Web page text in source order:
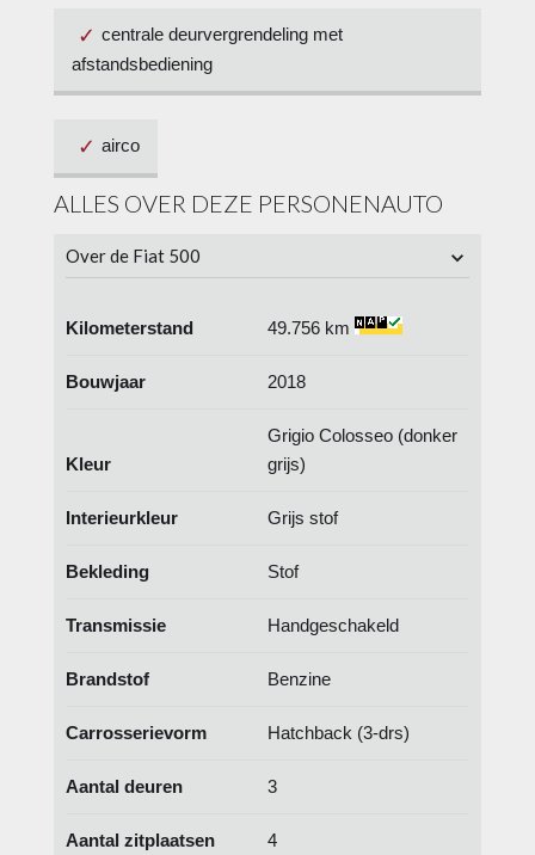
centrale deurvergrendeling met
afstandsbediening
airco
ALLES OVER DEZE PERSONENAUTO
Over de Fiat 500
Kilometerstand 49.756 km
Bouwjaar 2018
Kleur
Grigio Colosseo (donker
grijs)
Interieurkleur Grijs stof
Bekleding Stof
Transmissie Handgeschakeld
Brandstof Benzine
Carrosserievorm Hatchback (3-drs)
Aantal deuren 3
Aantal zitplaatsen 4